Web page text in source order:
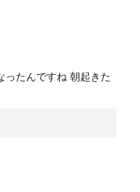
ったんですね 朝起きた